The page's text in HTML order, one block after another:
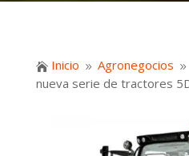
 Inicio 9 Agronegocios 9
nueva serie de tractores